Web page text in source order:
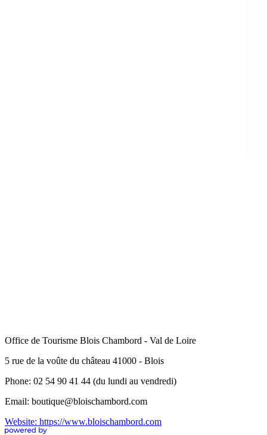
Office de Tourisme Blois Chambord - Val de Loire
5 rue de la voûte du château 41000 - Blois
Phone: 02 54 90 41 44 (du lundi au vendredi)
Email: boutique@bloischambord.com
Website: https://www.bloischambord.com